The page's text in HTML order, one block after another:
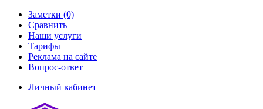
Заметки (0)
Сравнить
Наши услуги
Тарифы
Реклама на сайте
Вопрос-ответ
Личный кабинет